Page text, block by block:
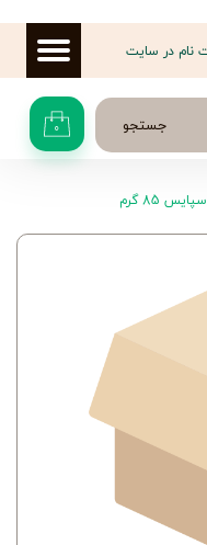
جستجو ۰
نام در سایت